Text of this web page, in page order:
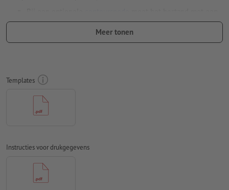
extra snijcontour worden opgemaakt
Let erop dat binnen een bestaande contoursnede om
Bij transparante stickers/folies moet op het volgende
worden gelet:
hoe lichter de drukinkt, des te transparanter ziet de folie
de folie wordt niet in spiegelbeeld gedrukt (zelfklevend
Meer tonen
Templates
Instructies voor drukgegevens